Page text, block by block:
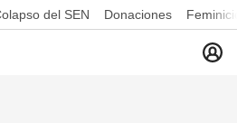
del SEN Donaciones